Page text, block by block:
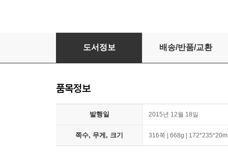
학급긍정훈육법 활동편
도서정보 배송/반품/교환
품목정보
발행일 2015년 12월 18일
쪽수, 무게, 크기 316쪽 | 668g |